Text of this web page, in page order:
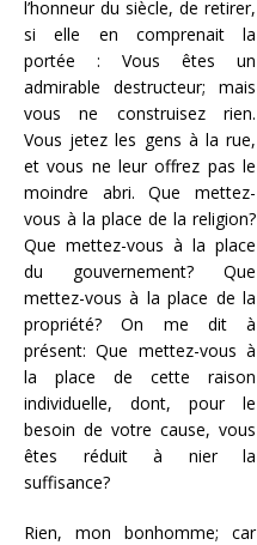
l’honneur du siècle, de retirer,
si elle en comprenait la
portée : Vous êtes un
admirable destructeur; mais
vous ne construisez rien.
Vous jetez les gens à la rue,
et vous ne leur offrez pas le
moindre abri. Que mettez-
vous à la place de la religion?
Que mettez-vous à la place
du gouvernement? Que
mettez-vous à la place de la
propriété? On me dit à
présent: Que mettez-vous à
la place de cette raison
individuelle, dont, pour le
besoin de votre cause, vous
êtes réduit à nier la
suffisance?
Rien, mon bonhomme; car